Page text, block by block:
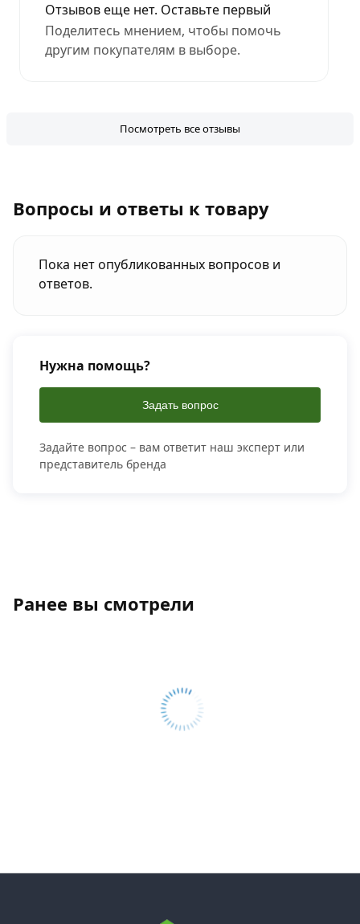
Отзывов еще нет. Оставьте первый
Поделитесь мнением, чтобы помочь
другим покупателям в выборе.
Посмотреть все отзывы
Вопросы и ответы к товару
Пока нет опубликованных вопросов и
ответов.
Нужна помощь?
Задать вопрос
Задайте вопрос – вам ответит наш эксперт или
представитель бренда
Ранее вы смотрели